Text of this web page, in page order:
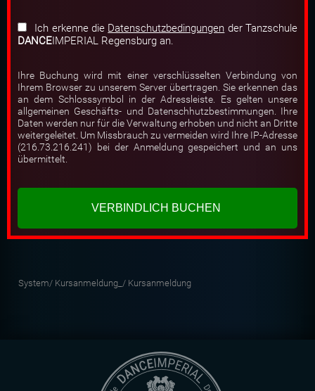
Ich erkenne die Datenschutzbedingungen der Tanzschule
DANCEIMPERIAL Regensburg an.
Ihre Buchung wird mit einer verschlüsselten Verbindung von
Ihrem Browser zu unserem Server übertragen. Sie erkennen das
an dem Schlosssymbol in der Adressleiste. Es gelten unsere
allgemeinen Geschäfts- und Datenschhutzbestimmungen. Ihre
Daten werden nur für die Verwaltung erhoben und nicht an Dritte
weitergeleitet. Um Missbrauch zu vermeiden wird Ihre IP-Adresse
(216.73.216.241) bei der Anmeldung gespeichert und an uns
übermittelt.
System/ Kursanmeldung_/ Kursanmeldung